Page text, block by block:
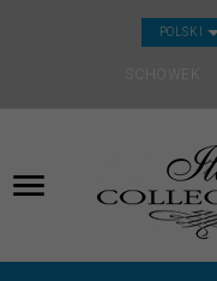
POLSKI
SCHOWEK